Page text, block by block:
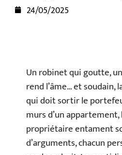
24/05/2025
Un robinet qui goutte,
rend l’âme… et soudain,
qui doit sortir le
murs d’un
propriétaire entament
d’arguments, chacun